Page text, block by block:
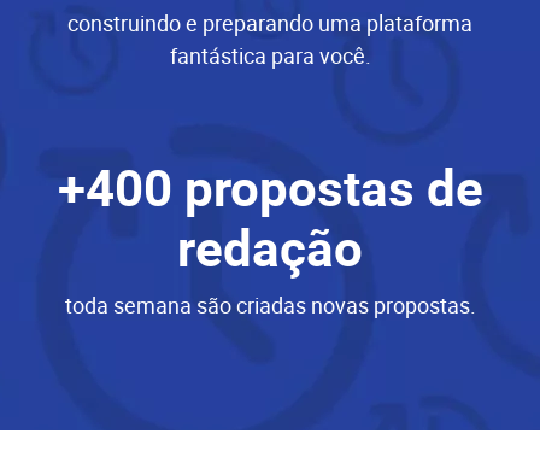
construindo e preparando uma plataforma
fantástica para você.
+400 propostas de
redação
toda semana são criadas novas propostas.